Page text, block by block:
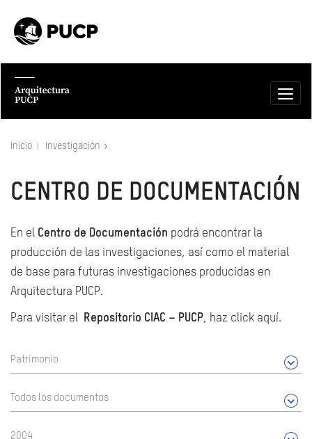
Inicio Investigación
CENTRO DE DOCUMENTACIÓN
En el Centro de Documentación podrá encontrar la
producción de las investigaciones, así como el material
de base para futuras investigaciones producidas en
Arquitectura PUCP.
Para visitar el Repositorio CIAC – PUCP, haz click aquí.
Patrimonio
Todos los documentos
2004